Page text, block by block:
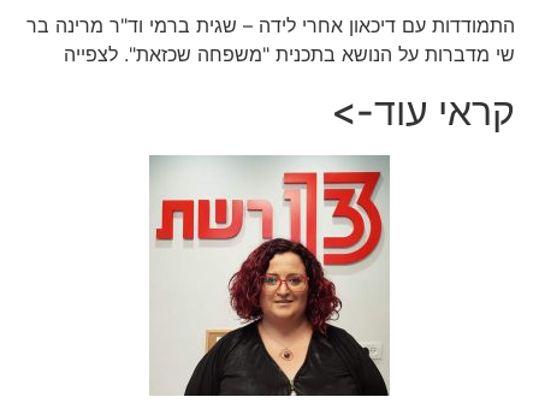
התמודדות עם דיכאון אחרי לידה – שגית ברמי וד"ר מרינה בר
שי מדברות על הנושא בתכנית "משפחה שכזאת". לצפייה
קראי עוד->